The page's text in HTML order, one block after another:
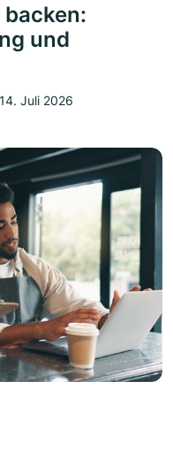
und
14. Juli 2026